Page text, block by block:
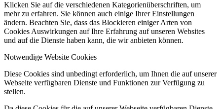
Klicken Sie auf die verschiedenen Kategorienüberschriften, um
mehr zu erfahren. Sie können auch einige Ihrer Einstellungen
ändern. Beachten Sie, dass das Blockieren einiger Arten von
Cookies Auswirkungen auf Ihre Erfahrung auf unseren Websites
und auf die Dienste haben kann, die wir anbieten können.
Notwendige Website Cookies
Diese Cookies sind unbedingt erforderlich, um Ihnen die auf unserer
Webseite verfügbaren Dienste und Funktionen zur Verfügung zu
stellen.